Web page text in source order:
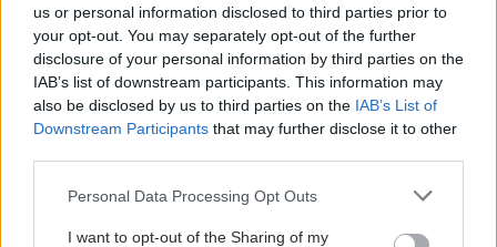
us or personal information disclosed to third parties prior to
your opt-out. You may separately opt-out of the further
disclosure of your personal information by third parties on the
IAB’s list of downstream participants. This information may
also be disclosed by us to third parties on the IAB’s List of
Downstream Participants that may further disclose it to other
Please note that this website/app uses one or more Google
not limited to your visit or usage behaviour. You may click to
Personal Data Processing Opt Outs
I want to opt-out of the Sharing of my
#TAGS
Φάρμακα ,ΕΟΠΥΥ
Προσθέστε το iatronet.gr στο Discover